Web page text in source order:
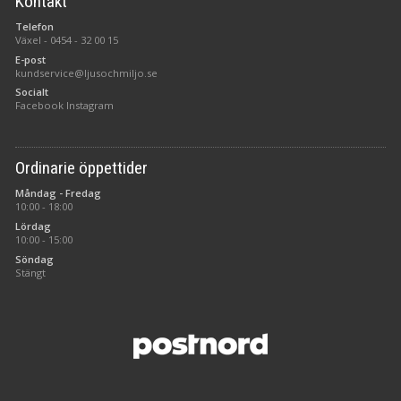
Telefon
Växel - 0454 - 32 00 15
E-post
kundservice@ljusochmiljo.se
Socialt
Facebook Instagram
Ordinarie öppettider
Måndag - Fredag
10:00 - 18:00
Lördag
10:00 - 15:00
Söndag
Stängt